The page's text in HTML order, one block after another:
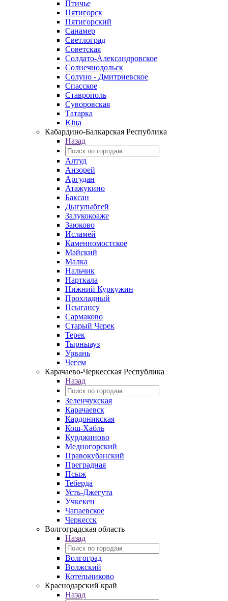
Птичье
Пятигорск
Пятигорский
Санамер
Светлоград
Советская
Солдато-Александровское
Солнечнодольск
Солуно - Дмитриевское
Спасское
Ставрополь
Суворовская
Татарка
Юца
Кабардино‑Балкарская Республика
Назад
Алтуд
Анзорей
Аргудан
Атажукино
Баксан
Дыгулыбгей
Залукокоаже
Заюково
Исламей
Каменномостское
Майский
Малка
Нальчик
Нарткала
Нижний Куркужин
Прохладный
Псыгансу
Сармаково
Старый Черек
Терек
Тырныауз
Урвань
Чегем
Карачаево-Черкесская Республика
Назад
Зеленчукская
Карачаевск
Кардоникская
Кош-Хабль
Курджиново
Медногорский
Правокубанский
Преградная
Псыж
Теберда
Усть-Джегута
Учкекен
Чапаевское
Черкесск
Волгоградская область
Назад
Волгоград
Волжский
Котельниково
Краснодарский край
Назад